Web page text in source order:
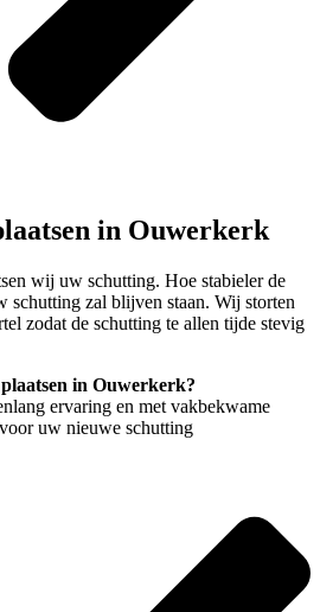
in Ouwerkerk
wij uw schutting. Hoe stabieler de
schutting zal blijven staan. Wij storten
zodat de schutting te allen tijde stevig
in Ouwerkerk?
ervaring en met vakbekwame
uw nieuwe schutting